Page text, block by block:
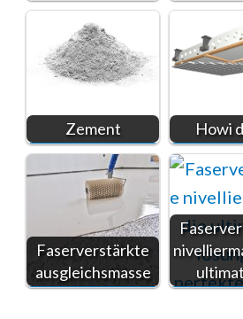
Zement Howi
Faserverstärkte
ausgleichsmasse